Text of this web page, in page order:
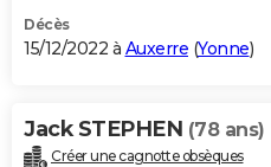
Décès
15/12/2022 à Auxerre (Yonne)
Jack STEPHEN (78 ans)
Créer une cagnotte obsèques